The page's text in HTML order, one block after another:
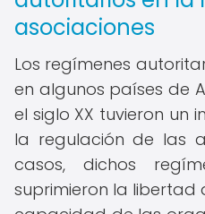
asociaciones
Los regímenes
en algunos países de
el siglo XX tuvieron un
la regulación de las
casos, dichos
suprimieron la libertad